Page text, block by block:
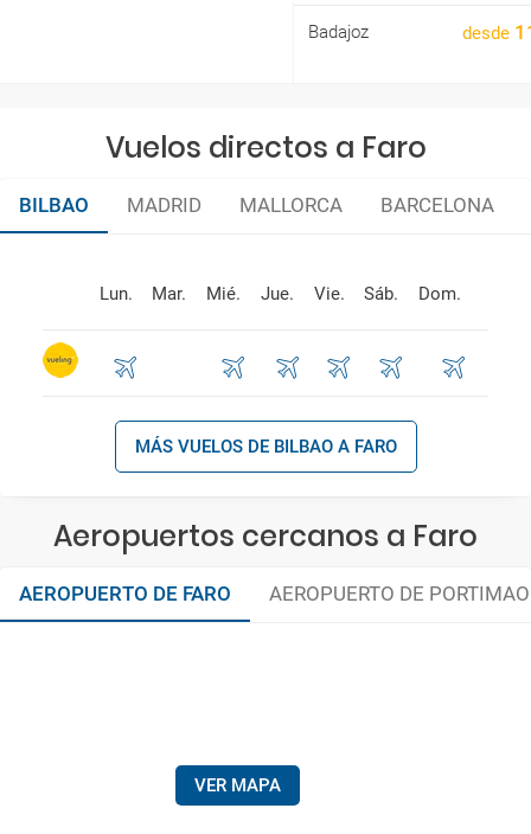
Badajoz desde
Vuelos directos a Faro
BILBAO MADRID MALLORCA BARCELONA
Lun. Mar. Mié. Jue. Vie. Sáb. Dom.
MÁS VUELOS DE BILBAO A FARO
Aeropuertos cercanos a Faro
AEROPUERTO DE FARO AEROPUERTO DE PORTIMAO
VER MAPA